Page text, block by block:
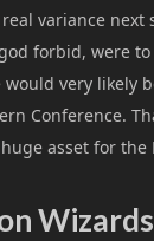
variance next
forbid, were
very likely
Conference.
asset for the